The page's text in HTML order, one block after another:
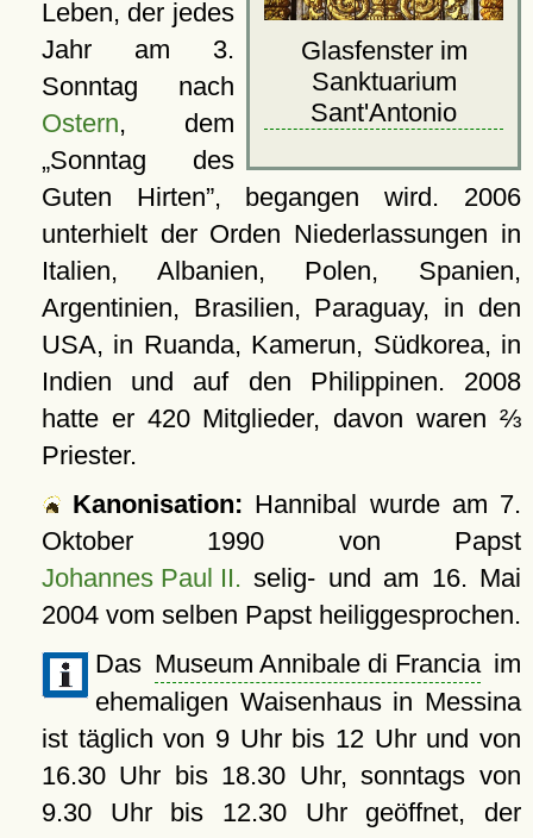
Glasfenster im
Sanktuarium
Sant'Antonio
Leben, der jedes
Jahr am 3.
Sonntag nach
Ostern, dem
Sonntag des
Guten Hirten , begangen wird. 2006
unterhielt der Orden Niederlassungen in
Italien, Albanien, Polen, Spanien,
Argentinien, Brasilien, Paraguay, in den
USA, in Ruanda, Kamerun, Südkorea, in
Indien und auf den Philippinen. 2008
hatte er 420 Mitglieder, davon waren ⅔
Priester.
Kanonisation: Hannibal wurde am 7.
Oktober 1990 von Papst
Johannes Paul II. selig- und am 16. Mai
2004vom selben Papst heiliggesprochen.
Das Museum Annibale di Franciaim
ehemaligen Waisenhaus in Messina
ist täglich von 9 Uhr bis 12 Uhr und von
16.30 Uhr bis 18.30 Uhr, sonntags von
9.30 Uhr bis 12.30 Uhr geöffnet, der